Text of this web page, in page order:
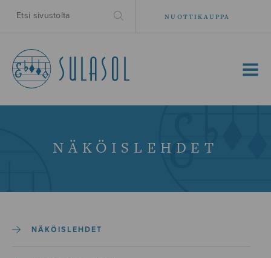
NUOTTIKAUPPA
MENU
NÄKÖISLEHDET
NÄKÖISLEHDET